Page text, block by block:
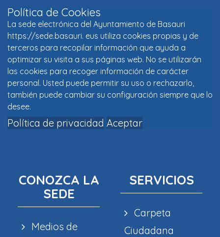
Política de Cookies
La sede electrónica del Ayuntamiento de Basauri
https://sede.basauri. eus utiliza cookies propias y de
terceros para recopilar información que ayuda a
optimizar su visita a sus páginas web. No se utilizarán
las cookies para recoger información de carácter
personal. Usted puede permitir su uso o rechazarlo,
también puede cambiar su configuración siempre que lo
desee.
Política de privacidad Aceptar
CONOZCA LA
SEDE
Medios de
SERVICIOS
Carpeta
Ciudadana